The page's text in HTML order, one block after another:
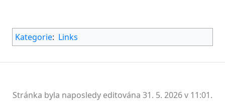
Kategorie: Links
Stránka byla naposledy editována 31. 5. 2026 v 11:01.